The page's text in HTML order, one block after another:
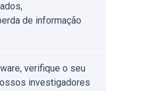
de informação
verifique o seu
investigadores